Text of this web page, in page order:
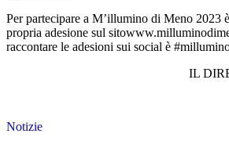
Per partecipare a M’illumino di Meno 2023
propria adesione sul sito
raccontare le adesioni sui social è
IL
Notizie